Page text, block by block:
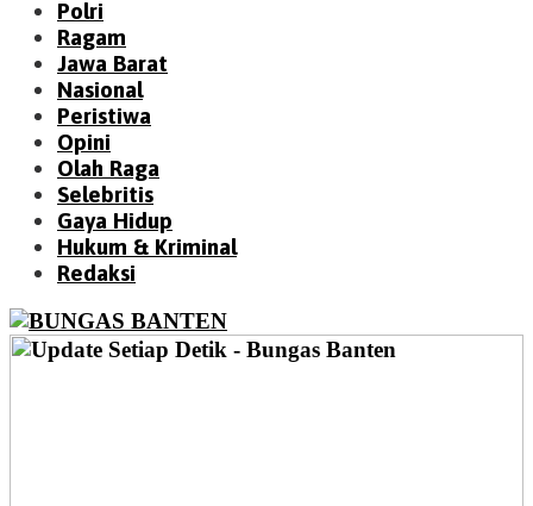
Polri
Ragam
Jawa Barat
Nasional
Peristiwa
Opini
Olah Raga
Selebritis
Gaya Hidup
Hukum & Kriminal
Redaksi